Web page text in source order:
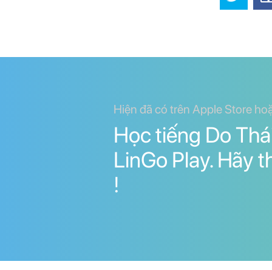
Hiện đã có trên Apple Store
Học tiếng Do
LinGo Play. Hãy
!